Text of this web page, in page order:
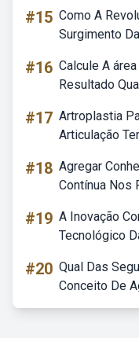
#15 Como A
Surgimento
#16 Calcule A
Resultado
#17 Artroplastia
Articulação
#18 Agregar
Contínua Nos
#19 A Inovação
Tecnológico
#20 Qual Das
Conceito De